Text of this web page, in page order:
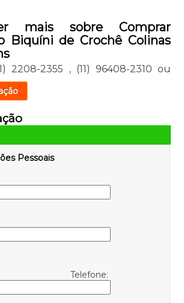
mais sobre Comprar
Biquíni de Crochê Colinas
2208-2355 , (11) 96408-2310 ou
Pessoais
Telefone: